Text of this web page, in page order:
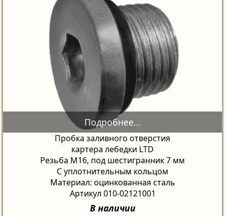
Пробка заливного отверстия
картера лебедки LTD
Резьба М16, под шестигранник 7 мм
С уплотнительным кольцом
Материал: оцинкованная сталь
Артикул 010-02121001
В наличии